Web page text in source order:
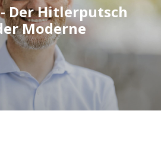
Contact
Deutsch
Der Hitlerputsch
Moderne